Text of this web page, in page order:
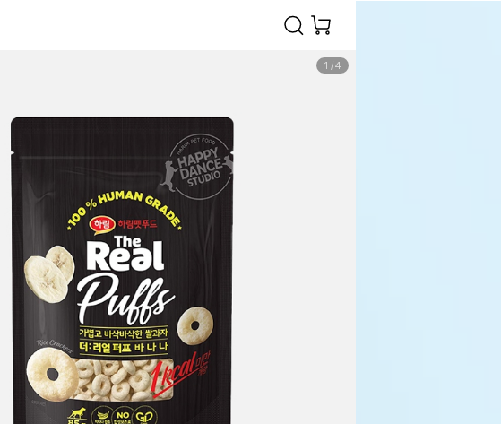
1 /4